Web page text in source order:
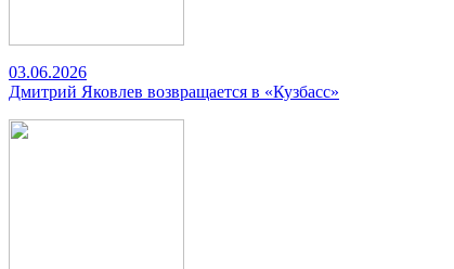
03.06.2026
Дмитрий Яковлев возвращается в «Кузбасс»